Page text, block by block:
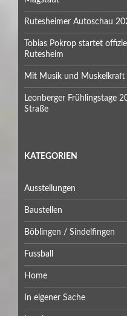
Rutesheimer Autoschau
Tobias Pokrop startet
Rutesheim
Mit Musik und
Leonberger Frühlingstage
Straße
KATEGORIEN
Ausstellungen
Baustellen
Böblingen / Sindelfingen
Fussball
Home
In eigener Sache